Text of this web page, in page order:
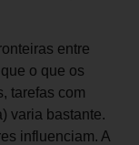
entre
o que os
tarefas com
varia bastante.
influenciam. A